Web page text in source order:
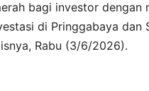
bagi investor dengan
di Pringgabaya
Rabu (3/6/2026).